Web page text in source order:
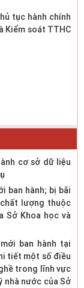
tục hành chính
Kiểm soát TTHC
cơ sở dữ liệu
ban hành; bị bãi
lượng thuộc
Sở Khoa học và
ban hành tại
tiết một số điều
trong lĩnh vực
nhà nước của Sở